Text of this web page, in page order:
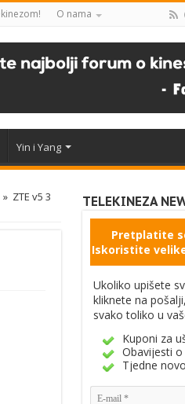
O nama
Yin i Yang
» ZTE v5 3
TELEKINEZA
Pretplatite
Iskoristite
Ukoliko upišete
kliknete na
svako toliko u
Kuponi za
Obavijesti
Tjedne